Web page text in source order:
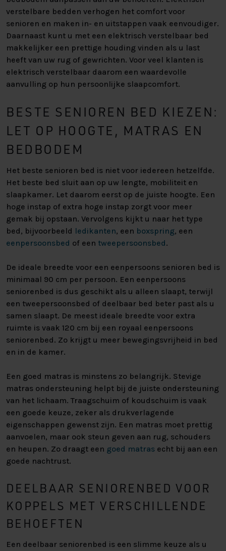
verstelbare bedden verhogen het comfort voor
senioren en maken in- en uitstappen vaak eenvoudiger.
Daarnaast kunt u met een elektrisch verstelbaar bed
makkelijker een prettige houding vinden als u last
heeft van uw rug of gewrichten. Voor veel klanten is
elektrisch verstelbaar daarom een waardevolle
aanvulling op hun persoonlijke slaapcomfort.
BESTE SENIOREN BED KIEZEN:
LET OP HOOGTE, MATRAS EN
BEDBODEM
Het beste senioren bed is niet voor iedereen hetzelfde.
Het beste bed sluit aan op uw lengte, mobiliteit en
slaapkamer. Let daarom eerst op de juiste hoogte. Een
hoge instap of extra hoge instap zorgt voor meer
gemak bij opstaan. Vervolgens kijkt u naar het type
bed, bijvoorbeeld ledikanten, een boxspring, een
eenpersoonsbed of een tweepersoonsbed.
De ideale breedte voor een eenpersoons senioren bed is
minimaal 90 cm per persoon. Een eenpersoons
seniorenbed is dus geschikt als u alleen slaapt, terwijl
een tweepersoonsbed of deelbaar bed beter past als u
samen slaapt. De meest ideale breedte voor extra
ruimte is vaak 120 cm bij een royaal eenpersoons
seniorenbed. Zo krijgt u meer bewegingsvrijheid in bed
en in de kamer.
Een goed matras is minstens zo belangrijk. Stevige
matras ondersteuning helpt bij de juiste ondersteuning
van het lichaam. Traagschuim of koudschuim is vaak
een goede keuze, zeker als drukverlagende
eigenschappen gewenst zijn. Een matras moet prettig
aanvoelen, maar ook steun geven aan rug, schouders
en heupen. Zo draagt een goed matras echt bij aan een
goede nachtrust.
DEELBAAR SENIORENBED VOOR
KOPPELS MET VERSCHILLENDE
BEHOEFTEN
Een deelbaar seniorenbed is een slimme keuze als u